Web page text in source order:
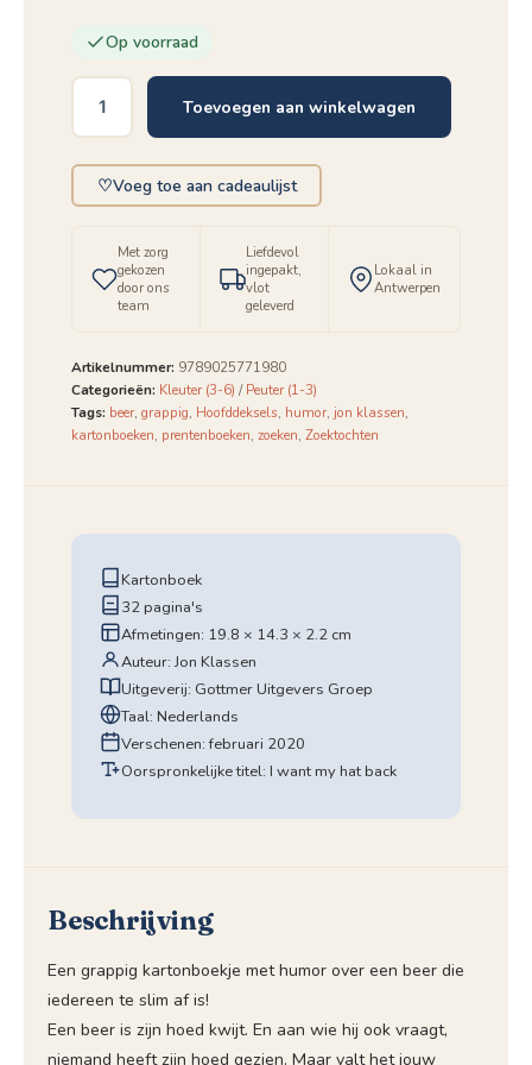
Op voorraad
wil
mijn
hoed
terug
Toevoegen aan winkelwagen
♡Voeg toe aan cadeaulijst
Met zorg
gekozen
door ons
team
Liefdevol
ingepakt,
vlot
geleverd
Lokaal in
Antwerpen
Artikelnummer: 9789025771980
Categorieën: Kleuter (3-6) /Peuter (1-3)
Tags: beer, grappig, Hoofddeksels, humor, jon klassen,
kartonboeken, prentenboeken, zoeken, Zoektochten
Kartonboek
32 pagina's
Afmetingen: 19.8 × 14.3 × 2.2 cm
Auteur: Jon Klassen
Uitgeverij: Gottmer Uitgevers Groep
Taal: Nederlands
Verschenen: februari 2020
Oorspronkelijke titel: I want my hat back
Beschrijving
Een grappig kartonboekje met humor over een beer die
iedereen te slim af is!
Een beer is zijn hoed kwijt. En aan wie hij ook vraagt,
niemand heeft zijn hoed gezien. Maar valt het jouw